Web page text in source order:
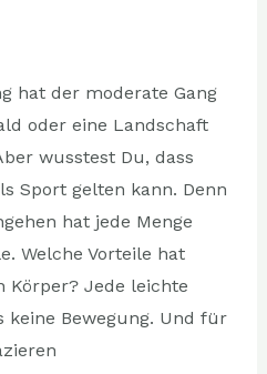
hat der moderate Gang
oder eine Landschaft
wusstest Du, dass
Sport gelten kann. Denn
hat jede Menge
Welche Vorteile hat
Körper? Jede leichte
keine Bewegung. Und für